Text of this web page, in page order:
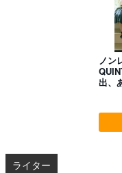
ノン
出、
ライター